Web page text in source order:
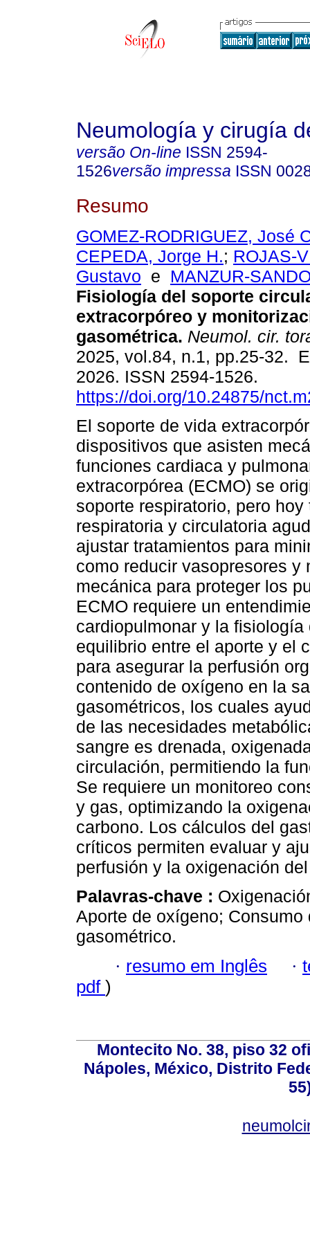
Neumología y cirugía
versão On-line ISSN 2594-
1526versão impressa ISSN
Resumo
GOMEZ-RODRIGUEZ, José
CEPEDA, Jorge H.; ROJAS-
Gustavo e MANZUR-
Fisiología del soporte
extracorpóreo y
gasométrica. Neumol. cir.
2025, vol.84, n.1, pp.25-32.
2026. ISSN 2594-1526.
https://doi.org/10.24875/
El soporte de vida
dispositivos que asisten
funciones cardiaca y
extracorpórea (ECMO) se
soporte respiratorio, pero
respiratoria y circulatoria
ajustar tratamientos para
como reducir vasopresores
mecánica para proteger los
ECMO requiere un
cardiopulmonar y la
equilibrio entre el aporte y el
para asegurar la perfusión
contenido de oxígeno en la
gasométricos, los cuales
de las necesidades
sangre es drenada,
circulación, permitiendo la
Se requiere un monitoreo
y gas, optimizando la
carbono. Los cálculos del
críticos permiten evaluar y
perfusión y la oxigenación
Palavras-chave :
Aporte de oxígeno;
gasométrico.
· resumo em Inglês ·
pdf )
Montecito No. 38, piso 32
Nápoles, México, Distrito